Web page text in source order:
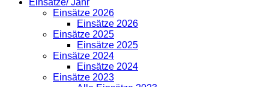
Einsätze/ Jahr
Einsätze 2026
Einsätze 2026
Einsätze 2025
Einsätze 2025
Einsätze 2024
Einsätze 2024
Einsätze 2023